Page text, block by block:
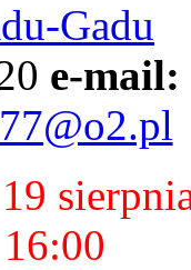
Gadu
e-mail: